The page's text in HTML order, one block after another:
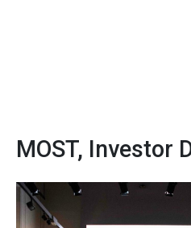
MOST, Investor